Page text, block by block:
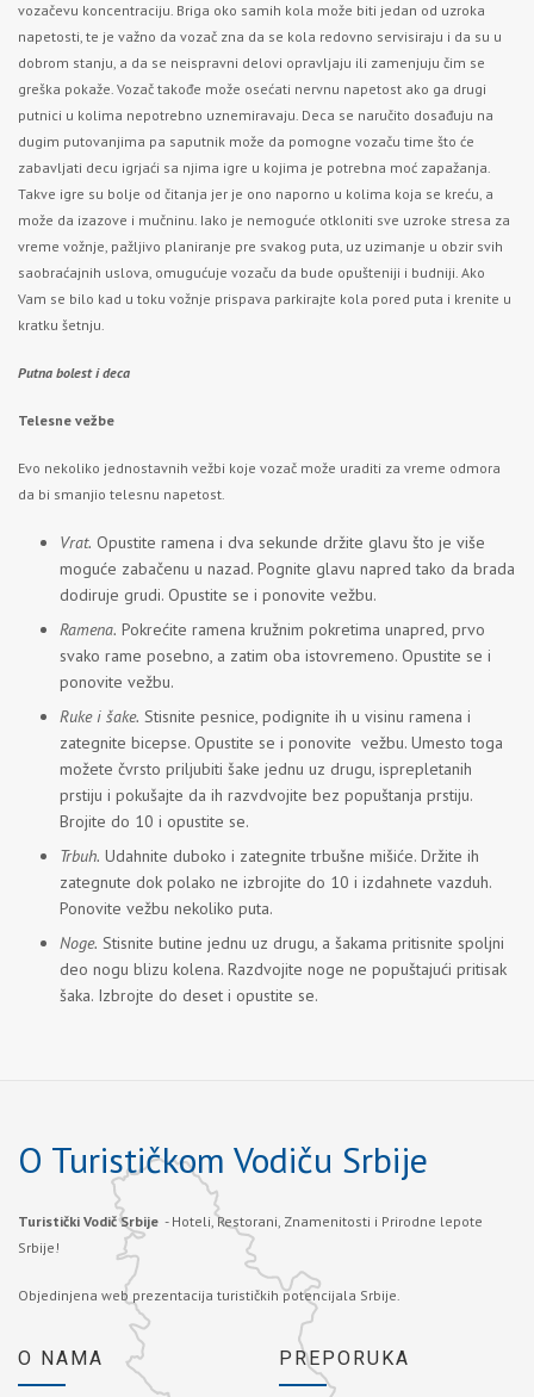
vozačevu koncentraciju. Briga oko samih kola može biti jedan od uzroka
napetosti, te je važno da vozač zna da se kola redovno servisiraju i da su u
dobrom stanju, a da se neispravni delovi opravljaju ili zamenjuju čim se
greška pokaže. Vozač takođe može osećati nervnu napetost ako ga drugi
putnici u kolima nepotrebno uznemiravaju. Deca se naručito dosađuju na
dugim putovanjima pa saputnik može da pomogne vozaču time što će
zabavljati decu igrjaći sa njima igre u kojima je potrebna moć zapažanja.
Takve igre su bolje od čitanja jer je ono naporno u kolima koja se kreću, a
može da izazove i mučninu. Iako je nemoguće otkloniti sve uzroke stresa za
vreme vožnje, pažljivo planiranje pre svakog puta, uz uzimanje u obzir svih
saobraćajnih uslova, omugućuje vozaču da bude opušteniji i budniji. Ako
Vam se bilo kad u toku vožnje prispava parkirajte kola pored puta i krenite u
kratku šetnju.
Putna bolest i deca
Telesne vežbe
Evo nekoliko jednostavnih vežbi koje vozač može uraditi za vreme odmora
da bi smanjio telesnu napetost.
Vrat. Opustite ramena i dva sekunde držite glavu što je više
moguće zabačenu u nazad. Pognite glavu napred tako da brada
dodiruje grudi. Opustite se i ponovite vežbu.
Ramena. Pokrećite ramena kružnim pokretima unapred, prvo
svako rame posebno, a zatim oba istovremeno. Opustite se i
ponovite vežbu.
Ruke i šake. Stisnite pesnice, podignite ih u visinu ramena i
zategnite bicepse. Opustite se i ponovite vežbu. Umesto toga
možete čvrsto priljubiti šake jednu uz drugu, isprepletanih
prstiju i pokušajte da ih razvdvojite bez popuštanja prstiju.
Brojite do 10 i opustite se.
Trbuh. Udahnite duboko i zategnite trbušne mišiće. Držite ih
zategnute dok polako ne izbrojite do 10 i izdahnete vazduh.
Ponovite vežbu nekoliko puta.
Noge. Stisnite butine jednu uz drugu, a šakama pritisnite spoljni
deo nogu blizu kolena. Razdvojite noge ne popuštajući pritisak
šaka. Izbrojte do deset i opustite se.
O Turističkom Vodiču Srbije
Turistički Vodič Srbije - Hoteli, Restorani, Znamenitosti i Prirodne lepote
Srbije!
Objedinjena web prezentacija turističkih potencijala Srbije.
O NAMA PREPORUKA